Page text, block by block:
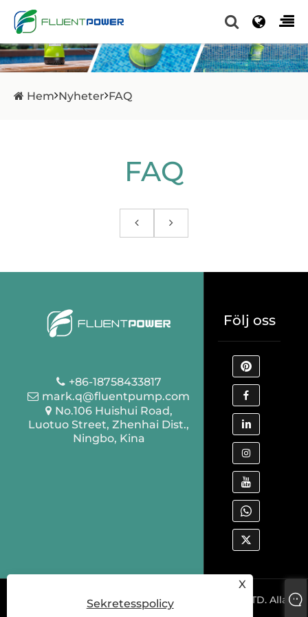
Hem Nyheter FAQ
FAQ
+86-18758433817
mark.q@fluentpump.com
No.106 Huishui Road,
Luotuo Street, Zhenhai Dist.,
Ningbo, Kina
Följ oss
Copyright © 2022 NINGBO FLUENT TOOLS CO., LTD. Alla
X
Sekretesspolicy